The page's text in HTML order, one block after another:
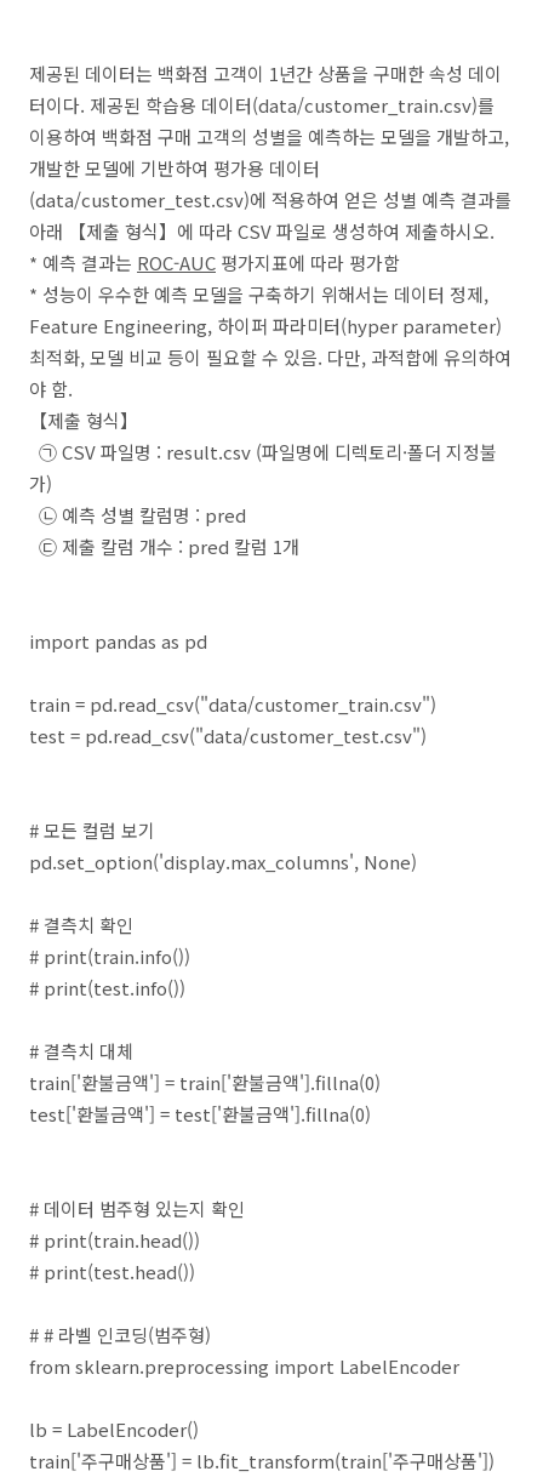
제공된 데이터는 백화점 고객이 1년간 상품을 구매한 속성 데이
터이다. 제공된 학습용 데이터(data/customer_train.csv)를
이용하여 백화점 구매 고객의 성별을 예측하는 모델을 개발하고,
개발한 모델에 기반하여 평가용 데이터
(data/customer_test.csv)에 적용하여 얻은 성별 예측 결과를
아래 【제출 형식】에 따라 CSV 파일로 생성하여 제출하시오.
* 예측 결과는 ROC-AUC 평가지표에 따라 평가함
* 성능이 우수한 예측 모델을 구축하기 위해서는 데이터 정제,
Feature Engineering, 하이퍼 파라미터(hyper parameter)
최적화, 모델 비교 등이 필요할 수 있음. 다만, 과적합에 유의하여
야 함.
【제출 형식】
㉠CSV 파일명 : result.csv (파일명에 디렉토리·폴더 지정불
가)
㉡ 예측 성별 칼럼명 : pred
㉢ 제출 칼럼 개수 : pred 칼럼 1개
import pandas as pd
train = pd.read_csv("data/customer_train.csv")
test = pd.read_csv("data/customer_test.csv")
# 모든 컬럼 보기
pd.set_option('display.max_columns', None)
# 결측치 확인
# print(train.info())
# print(test.info())
# 결측치 대체
train['환불금액'] = train['환불금액'].fillna(0)
test['환불금액'] = test['환불금액'].fillna(0)
# 데이터 범주형 있는지 확인
# print(train.head())
# print(test.head())
# # 라벨 인코딩(범주형)
from sklearn.preprocessing import LabelEncoder
lb = LabelEncoder()
train['주구매상품'] = lb.fit_transform(train['주구매상품'])